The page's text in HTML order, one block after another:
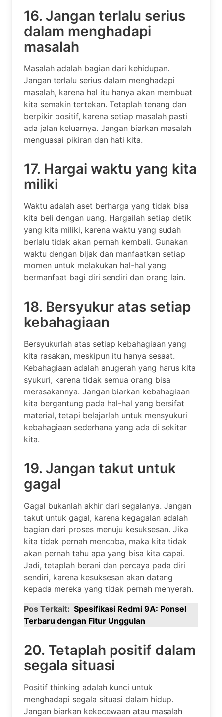
16. Jangan terlalu serius
dalam menghadapi
masalah
Masalah adalah bagian dari kehidupan.
Jangan terlalu serius dalam menghadapi
masalah, karena hal itu hanya akan membuat
kita semakin tertekan. Tetaplah tenang dan
berpikir positif, karena setiap masalah pasti
ada jalan keluarnya. Jangan biarkan masalah
menguasai pikiran dan hati kita.
17. Hargai waktu yang kita
miliki
Waktu adalah aset berharga yang tidak bisa
kita beli dengan uang. Hargailah setiap detik
yang kita miliki, karena waktu yang sudah
berlalu tidak akan pernah kembali. Gunakan
waktu dengan bijak dan manfaatkan setiap
momen untuk melakukan hal-hal yang
bermanfaat bagi diri sendiri dan orang lain.
18. Bersyukur atas setiap
kebahagiaan
Bersyukurlah atas setiap kebahagiaan yang
kita rasakan, meskipun itu hanya sesaat.
Kebahagiaan adalah anugerah yang harus kita
syukuri, karena tidak semua orang bisa
merasakannya. Jangan biarkan kebahagiaan
kita bergantung pada hal-hal yang bersifat
material, tetapi belajarlah untuk mensyukuri
kebahagiaan sederhana yang ada di sekitar
kita.
19. Jangan takut untuk
gagal
Gagal bukanlah akhir dari segalanya. Jangan
takut untuk gagal, karena kegagalan adalah
bagian dari proses menuju kesuksesan. Jika
kita tidak pernah mencoba, maka kita tidak
akan pernah tahu apa yang bisa kita capai.
Jadi, tetaplah berani dan percaya pada diri
sendiri, karena kesuksesan akan datang
kepada mereka yang tidak pernah menyerah.
Pos Terkait: Spesifikasi Redmi 9A: Ponsel
Terbaru dengan Fitur Unggulan
20. Tetaplah positif dalam
segala situasi
Positif thinking adalah kunci untuk
menghadapi segala situasi dalam hidup.
Jangan biarkan kekecewaan atau masalah